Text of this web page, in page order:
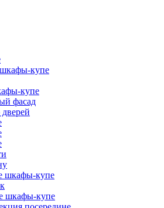
купе
купе
фасад
шкафы-купе
шкафы-купе